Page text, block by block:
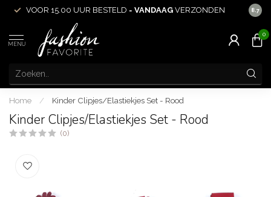
VOOR 15.00 UUR BESTELD = VANDAAG VERZONDEN 8.7
MENU
0
Home / Kinder Clipjes/Elastiekjes Set - Rood
Kinder Clipjes/Elastiekjes Set - Rood
(0)